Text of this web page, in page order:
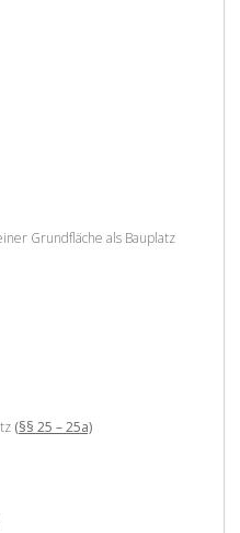
Grundfläche als Bauplatz
(§§ 25 – 25a)